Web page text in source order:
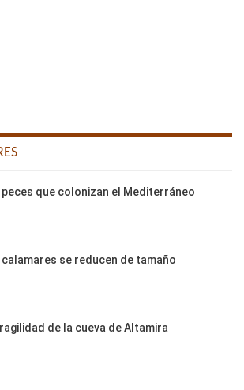
peces que colonizan el Mediterráneo
calamares se reducen de tamaño
de la cueva de Altamira